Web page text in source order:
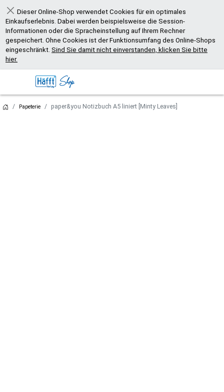
Schließen
Dieser Online-Shop verwendet Cookies für ein optimales
Einkaufserlebnis. Dabei werden beispielsweise die Session-
Informationen oder die Spracheinstellung auf Ihrem Rechner
gespeichert. Ohne Cookies ist der Funktionsumfang des Online-Shops
eingeschränkt. Sind Sie damit nicht einverstanden, klicken Sie bitte
hier.
Papeterie paper&you Notizbuch A5 liniert [Minty Leaves]